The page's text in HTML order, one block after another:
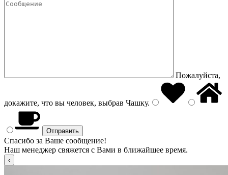
Пожалуйста,
докажите, что вы человек, выбрав Чашку.
Спасибо за Ваше сообщение!
Наш менеджер свяжется с Вами в ближайшее время.